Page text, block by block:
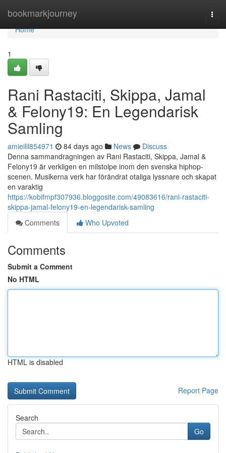
bookmarkjourney
Home
Home
1
Rani Rastaciti, Skippa, Jamal
& Felony19: En Legendarisk
Samling
amieilil854971 84 days ago News
Discuss
Denna sammandragningen av Rani Rastaciti, Skippa, Jamal &
Felony19 är verkligen en milstolpe inom den svenska hiphop-
scenen. Musikerna verk har förändrat otaliga lyssnare och skapat
en varaktig
https://kobifmpf307936.bloggosite.com/49083616/rani-rastaciti-
skippa-jamal-felony19-en-legendarisk-samling
Comments
Who Upvoted
Comments
Submit a Comment
No HTML
HTML is disabled
Report Page
Search
Go